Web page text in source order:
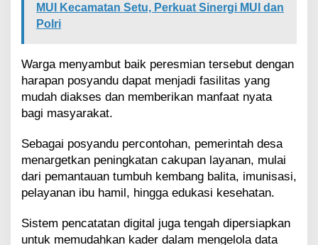
MUI Kecamatan Setu, Perkuat Sinergi MUI dan
Polri
Warga menyambut baik peresmian tersebut dengan
harapan posyandu dapat menjadi fasilitas yang
mudah diakses dan memberikan manfaat nyata
bagi masyarakat.
Sebagai posyandu percontohan, pemerintah desa
menargetkan peningkatan cakupan layanan, mulai
dari pemantauan tumbuh kembang balita, imunisasi,
pelayanan ibu hamil, hingga edukasi kesehatan.
Sistem pencatatan digital juga tengah dipersiapkan
untuk memudahkan kader dalam mengelola data